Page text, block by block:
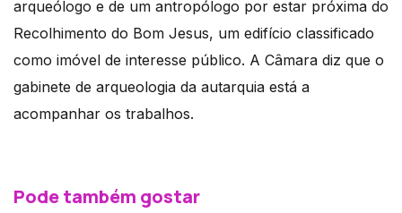
arqueólogo e de um antropólogo por estar próxima do
Recolhimento do Bom Jesus, um edifício classificado
como imóvel de interesse público. A Câmara diz que o
gabinete de arqueologia da autarquia está a
acompanhar os trabalhos.
Pode também gostar